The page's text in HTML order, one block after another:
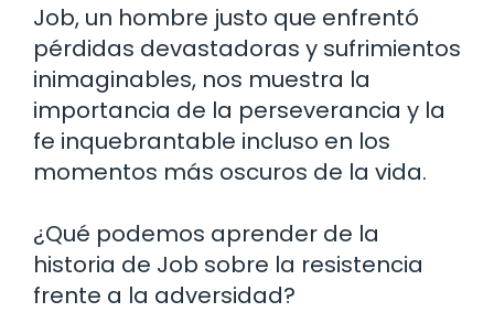
Job, un hombre justo que enfrentó
pérdidas devastadoras y sufrimientos
inimaginables, nos muestra la
importancia de la perseverancia y la
fe inquebrantable incluso en los
momentos más oscuros de la vida.
¿Qué podemos aprender de la
historia de Job sobre la resistencia
frente a la adversidad?